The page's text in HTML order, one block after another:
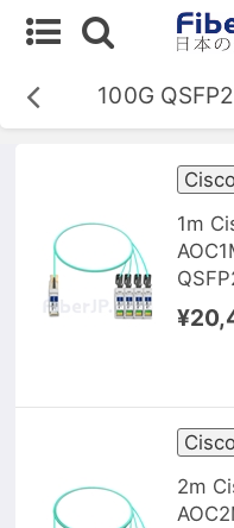
100G
Cisco
1m
ウト
ブル
Cisco
2m